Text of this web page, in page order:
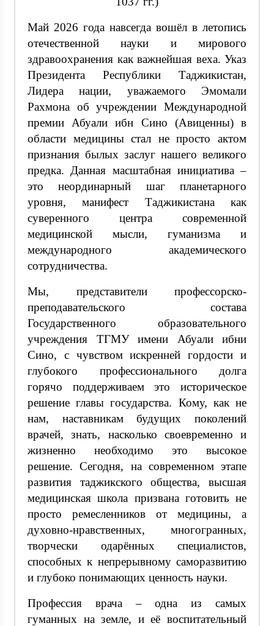
Май 2026 года навсегда вошёл в летопись
отечественной науки и мирового
здравоохранения как важнейшая веха. Указ
Президента Республики Таджикистан,
Лидера нации, уважаемого Эмомали
Рахмона об учреждении Международной
премии Абуали ибн Сино (Авиценны) в
области медицины стал не просто актом
признания былых заслуг нашего великого
предка. Данная масштабная инициатива –
это неординарный шаг планетарного
уровня, манифест Таджикистана как
суверенного центра современной
медицинской мысли, гуманизма и
международного академического
сотрудничества.
Мы, представители профессорско-
преподавательского состава
Государственного образовательного
учреждения ТГМУ имени Абуали ибни
Сино, с чувством искренней гордости и
глубокого профессионального долга
горячо поддерживаем это историческое
решение главы государства. Кому, как не
нам, наставникам будущих поколений
врачей, знать, насколько своевременно и
жизненно необходимо это высокое
решение. Сегодня, на современном этапе
развития таджикского общества, высшая
медицинская школа призвана готовить не
просто ремесленников от медицины, а
духовно-нравственных, многогранных,
творчески одарённых специалистов,
способных к непрерывному саморазвитию
и глубоко понимающих ценность науки.
Профессия врача – одна из самых
гуманных на земле, и её воспитательный